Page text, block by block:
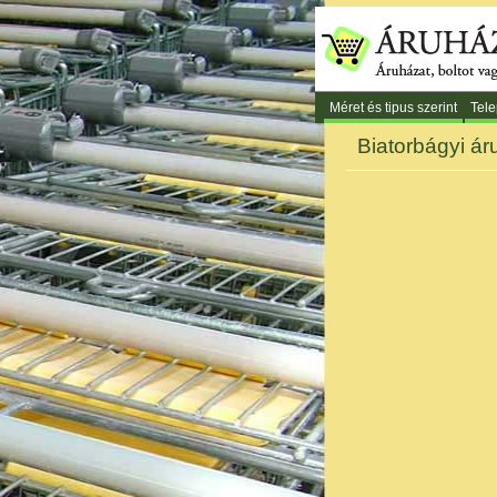
Méret és tipus szerint
Biatorbágyi